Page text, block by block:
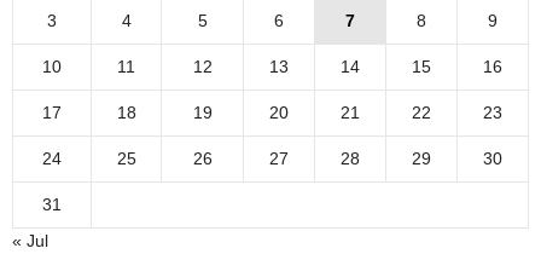
3 4 5 6 7 8 9
10 11 12 13 14 15 16
17 18 19 20 21 22 23
24 25 26 27 28 29 30
31
« Jul